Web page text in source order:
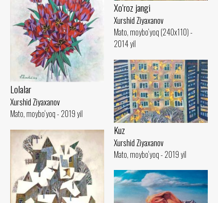
Xo‘roz jangi
Xurshid Ziyaxanov
Mato, moybo‘yoq (240x110) -
2014 yil
Lolalar
Xurshid Ziyaxanov
Mato, moybo‘yoq - 2019 yil
Kuz
Xurshid Ziyaxanov
Mato, moybo‘yoq - 2019 yil